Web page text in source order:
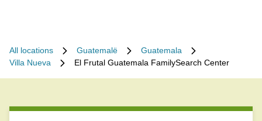
All locations Guatemalë
Guatemala
Villa Nueva
El Frutal Guatemala FamilySearch Center